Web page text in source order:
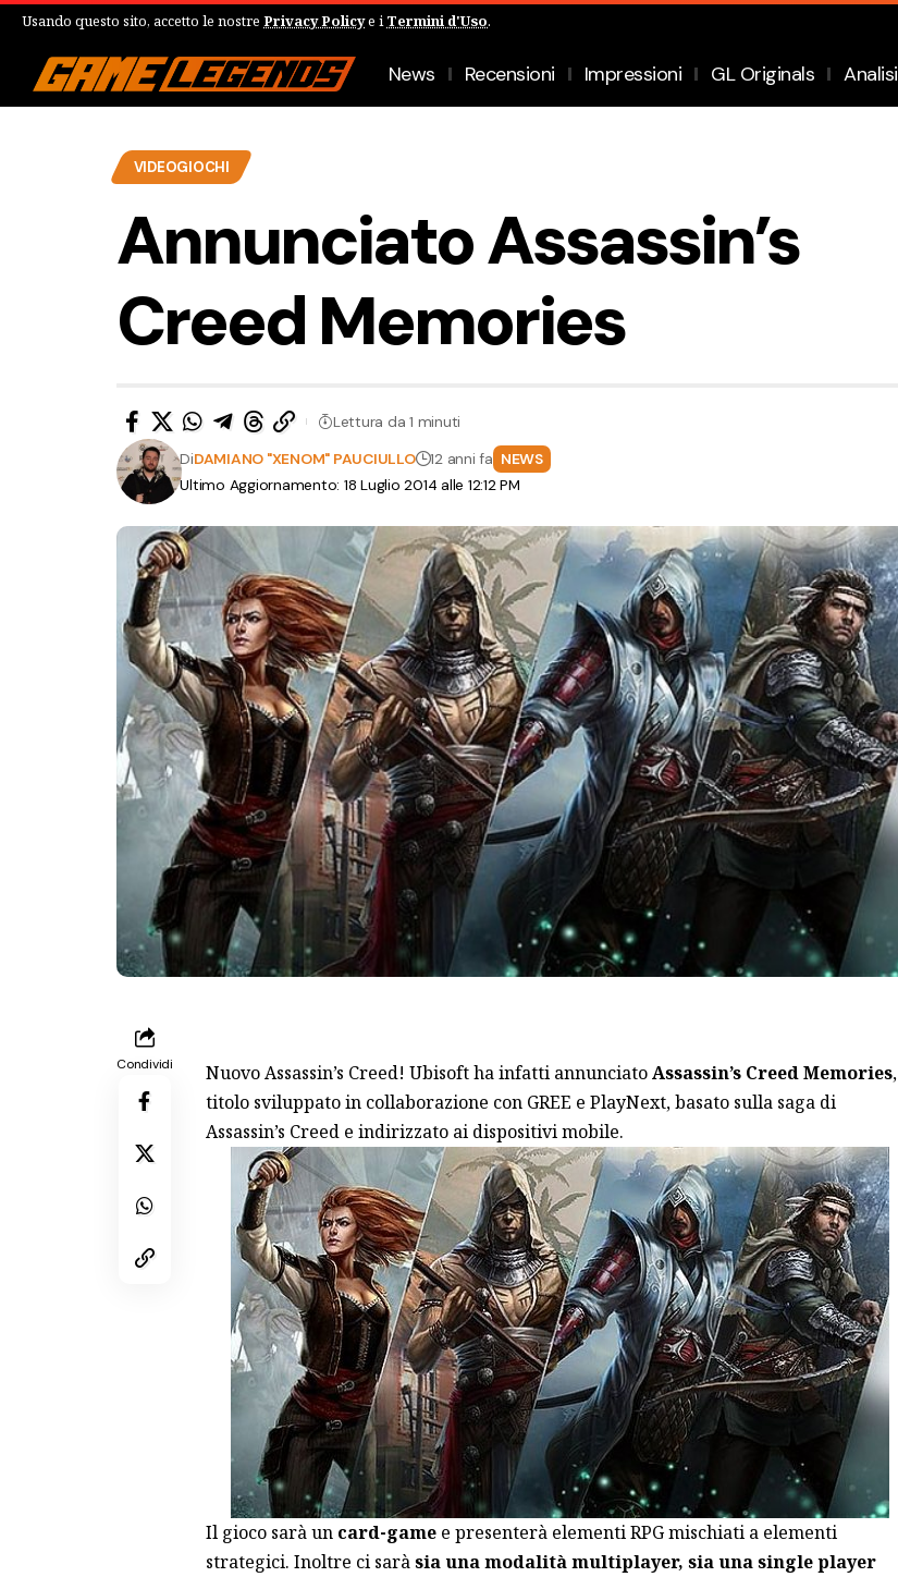
Usando questo sito, accetto le nostre Privacy Policye i Termini d'Uso.
News Recensioni Impressioni GL Originals Analisi
VIDEOGIOCHI
Annunciato Assassin’s
Creed Memories
Ultimo Aggiornamento: 18 Luglio 2014 alle 12:12 PM
DiDAMIANO "XENOM" PAUCIULLO 12 anni fa NEWS
Lettura da 1 minuti
Condividi Nuovo Assassin’s Creed! Ubisoft ha infatti annunciatoAssassin’s Creed Memories,
titolo sviluppato in collaborazione con GREE e PlayNext, basato sulla saga di
Assassin’s Creed e indirizzato ai dispositivi mobile.
Il gioco sarà un card-gamee presenterà elementi RPG mischiati a elementi
strategici. Inoltre ci saràsia una modalità multiplayer, sia una single player